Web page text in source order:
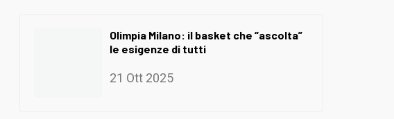
Olimpia Milano: il basket che “ascolta”
le esigenze di tutti
21 Ott 2025